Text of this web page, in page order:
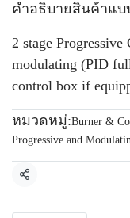
คำอธิบายสินค้าแบ
2 stage
modulating (PID
control box if
หมวดหมู่:Burner &
Progressive and
แชร์